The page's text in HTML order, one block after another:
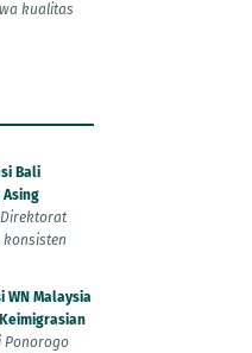
kualitas
Bali
Direktorat
konsisten
WN Malaysia
Ponorogo